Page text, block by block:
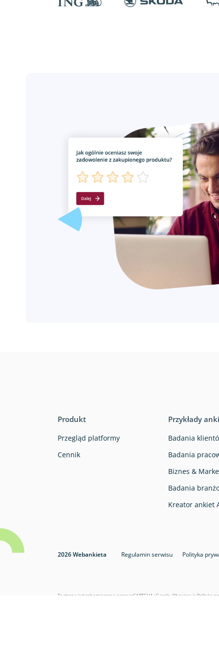
Produkt
Przegląd platformy
Cennik
Przykłady
Badania
Badania
Biznes &
Badania
Kreator ankiet
2026 Webankieta Regulamin serwisu Polityka
Ta strona jest zabezpieczona przez reCAPTCHA i Google. Obowiązują Polityka